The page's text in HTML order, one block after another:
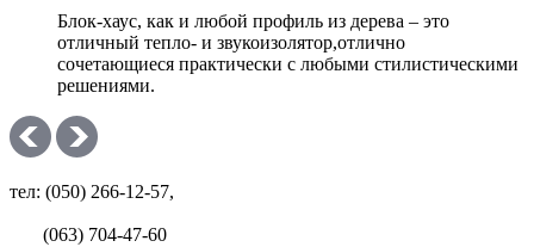
Блок-хаус, как и любой профиль из дерева – это
отличный тепло- и звукоизолятор,отлично
сочетающиеся практически с любыми стилистическими
решениями.
тел: (050) 266-12-57,
(063) 704-47-60